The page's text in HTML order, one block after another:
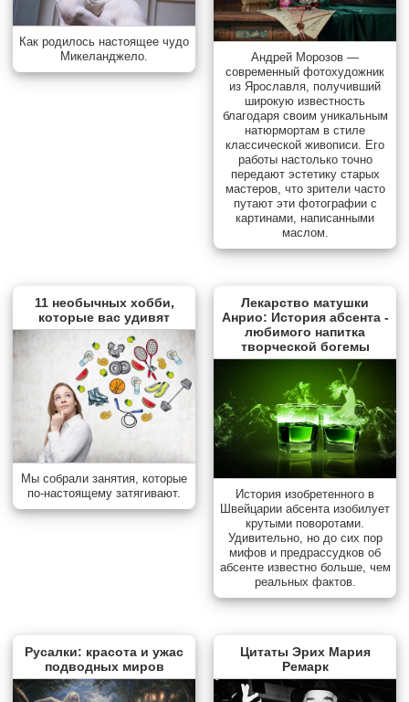
Как родилось настоящее чудо
Микеланджело.
Андрей Морозов —
современный фотохудожник
из Ярославля, получивший
широкую известность
благодаря своим уникальным
натюрмортам в стиле
классической живописи. Его
работы настолько точно
передают эстетику старых
мастеров, что зрители часто
путают эти фотографии с
картинами, написанными
маслом.
11 необычных хобби,
которые вас удивят
Мы собрали занятия, которые
по-настоящему затягивают.
Лекарство матушки
Анрио: История абсента -
любимого напитка
творческой богемы
История изобретенного в
Швейцарии абсента изобилует
крутыми поворотами.
Удивительно, но до сих пор
мифов и предрассудков об
абсенте известно больше, чем
реальных фактов.
Русалки: красота и ужас
подводных миров
Цитаты Эрих Мария
Ремарк